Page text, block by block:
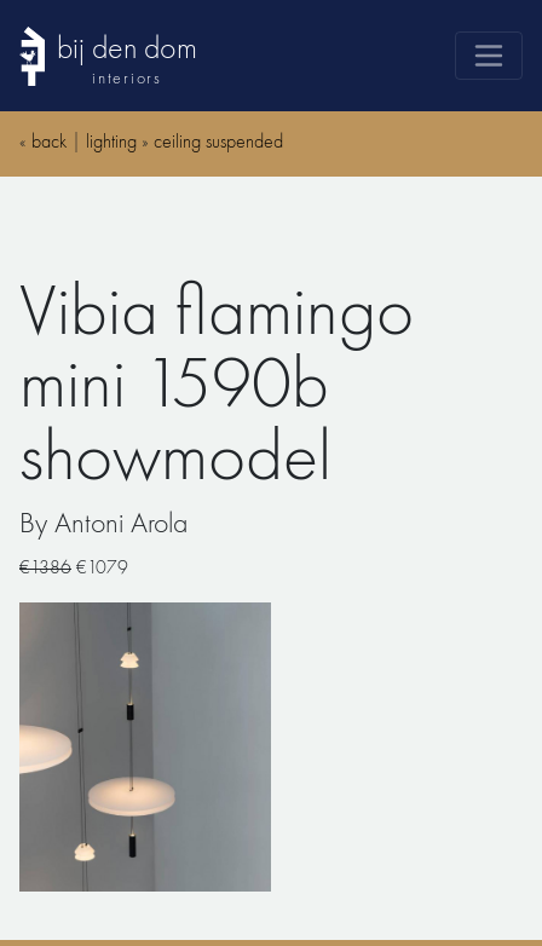
bij den dom
interiors
products
advice
news
search
« back lighting » ceiling suspended
Vibia flamingo
mini 1590b
showmodel
By Antoni Arola
€1386 €1079